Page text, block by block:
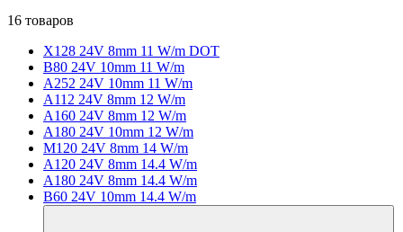
16 товаров
X128 24V 8mm 11 W/m DOT
B80 24V 10mm 11 W/m
A252 24V 10mm 11 W/m
A112 24V 8mm 12 W/m
A160 24V 8mm 12 W/m
A180 24V 10mm 12 W/m
M120 24V 8mm 14 W/m
A120 24V 8mm 14.4 W/m
A180 24V 8mm 14.4 W/m
B60 24V 10mm 14.4 W/m